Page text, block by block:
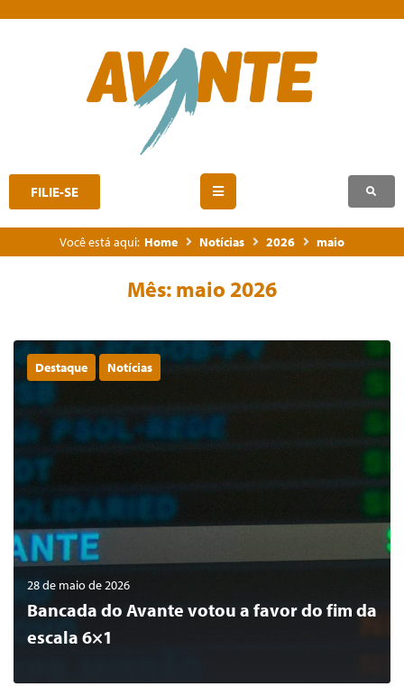
FILIE-SE
Você está aqui: Home Notícias 2026 maio
Mês: maio 2026
Destaque Notícias
28 de maio de 2026
Bancada do Avante votou a favor do fim da
escala 6×1